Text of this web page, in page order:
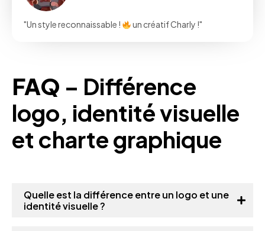
"Un style reconnaissable ! un créatif Charly !"
FAQ – Différence
logo, identité visuelle
et charte graphique
Quelle est la différence entre un logo et une
identité visuelle ?